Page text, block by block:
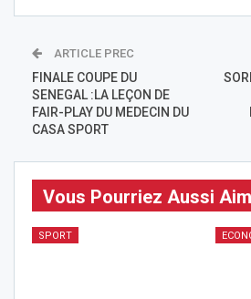
ARTICLE PREC
FINALE COUPE DU
SENEGAL :LA LEÇON DE
FAIR-PLAY DU MEDECIN DU
CASA SPORT
Vous Pourriez Aussi
SPORT